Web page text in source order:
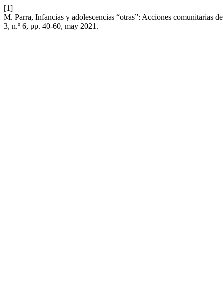
[1]
M. Parra, Infancias y adolescencias “otras”: Acciones comunitarias
3, n.º 6, pp. 40-60, may 2021.